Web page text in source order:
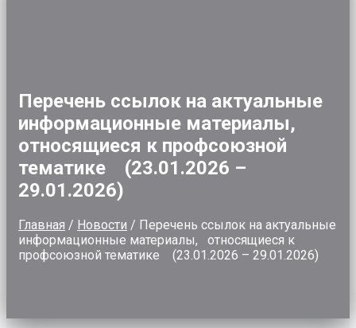
Перечень ссылок на актуальные
информационные материалы,
относящиеся к профсоюзной
тематике (23.01.2026 –
29.01.2026)
Главная / Новости / Перечень ссылок на актуальные
информационные материалы, относящиеся к
профсоюзной тематике (23.01.2026 – 29.01.2026)